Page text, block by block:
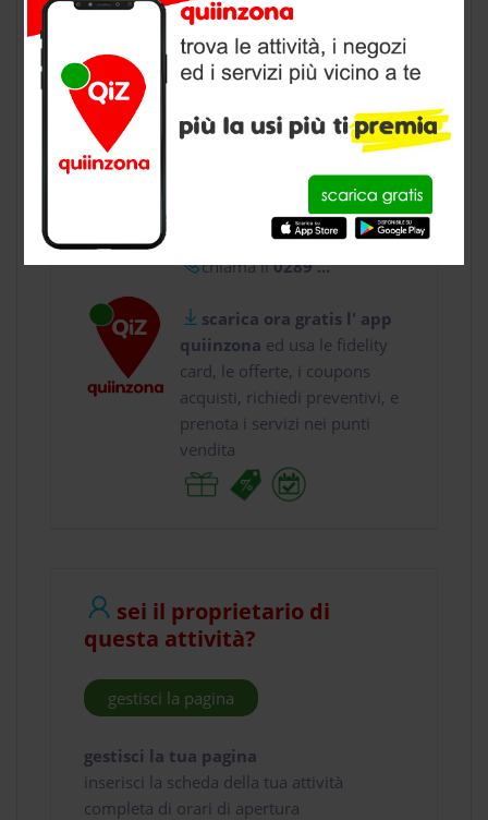
CONTATTI
usa gratis quiinzona e :
Corso Europa 12...
chiama il0289 ...
scarica ora gratis l' app
quiinzona ed usa le fidelity
card, le offerte, i coupons
acquisti, richiedi preventivi, e
prenota i servizi nei punti
vendita
sei il proprietario di
questa attività?
gestisci la pagina
gestisci la tua pagina
inserisci la scheda della tua attività
completa di orari di apertura